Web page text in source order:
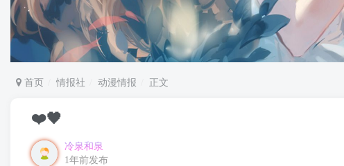
首页 情报社 动漫情报 正文
❤️🖤
冷泉和泉
1年前发布